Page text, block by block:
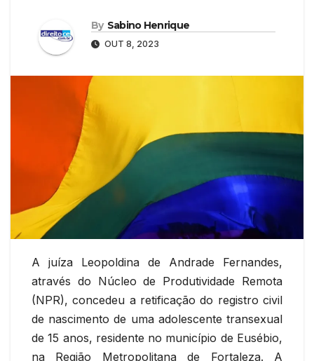
By Sabino Henrique
OUT 8, 2023
A juíza Leopoldina de Andrade Fernandes,
através do Núcleo de Produtividade Remota
(NPR), concedeu a retificação do registro civil
de nascimento de uma adolescente transexual
de 15 anos, residente no município de Eusébio,
na Região Metropolitana de Fortaleza. A